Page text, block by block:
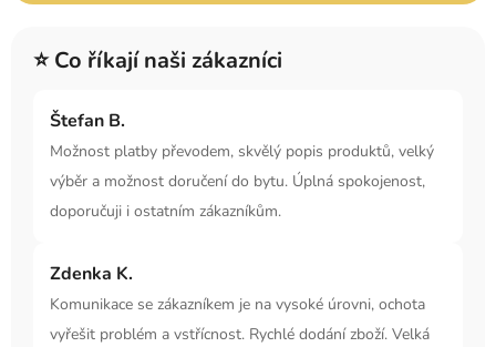
⭐ Co říkají naši zákazníci
Štefan B.
Možnost platby převodem, skvělý popis produktů, velký
výběr a možnost doručení do bytu. Úplná spokojenost,
doporučuji i ostatním zákazníkům.
Zdenka K.
Komunikace se zákazníkem je na vysoké úrovni, ochota
vyřešit problém a vstřícnost. Rychlé dodání zboží. Velká